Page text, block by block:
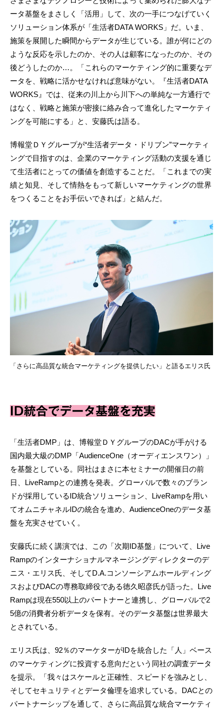
ータ基盤をまさしく「活用」して、次の一手につなげていく
ソリューション体系が「生活者DATA WORKS」だ。いま、
施策を展開した瞬間からデータが生じている。誰が何にどの
ような反応を示したのか、その人は顧客になったのか、その
後どうしたのか…。「これらのマーケティング的に重要なデ
ータを、戦略に活かせなければ意味がない。『生活者DATA
WORKS』では、従来の川上から川下への単純な一方通行で
はなく、戦略と施策が密接に絡み合って進化したマーケティ
ングを可能にする」と、安藤氏は語る。
博報堂ＤＹグループが“生活者データ・ドリブン”マーケティ
ングで目指すのは、企業のマーケティング活動の支援を通じ
て生活者にとっての価値を創造することだ。「これまでの実
績と知見、そして情熱をもって新しいマーケティングの世界
をつくることをお手伝いできれば」と結んだ。
「さらに高品質な統合マーケティングを提供したい」と語るエリス氏
ID統合でデータ基盤を充実
「生活者DMP」は、博報堂ＤＹグループのDACが手がける
国内最大級のDMP「AudienceOne（オーディエンスワン）」
を基盤としている。同社はまさに本セミナーの開催日の前
日、LiveRampとの連携を発表。グローバルで数々のブラン
ドが採用しているID統合ソリューション、LiveRampを用い
てオムニチャネルIDの統合を進め、AudienceOneのデータ基
盤を充実させていく。
安藤氏に続く講演では、この「次期ID基盤」について、Live
Rampのインターナショナルマネージングディレクターのデ
ニス・エリス氏、そしてD.A.コンソーシアムホールディング
スおよびDACの専務取締役である徳久昭彦氏が語った。Live
Rampは現在550以上のパートナーと連携し、グローバルで2
5億の消費者分析データを保有。そのデータ基盤は世界最大
とされている。
エリス氏は、92％のマーケターがIDを統合した「人」ベース
のマーケティングに投資する意向だという同社の調査データ
を提示。「我々はスケールと正確性、スピードを強みとし、
そしてセキュリティとデータ倫理を追求している。DACとの
パートナーシップを通して、さらに高品質な統合マーケティ